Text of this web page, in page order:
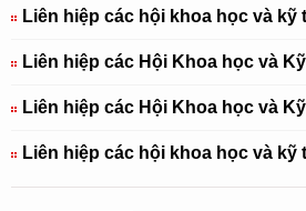
Liên hiệp các hội khoa học và kỹ
Liên hiệp các Hội Khoa học và
Liên hiệp các Hội Khoa học và
Liên hiệp các hội khoa học và kỹ